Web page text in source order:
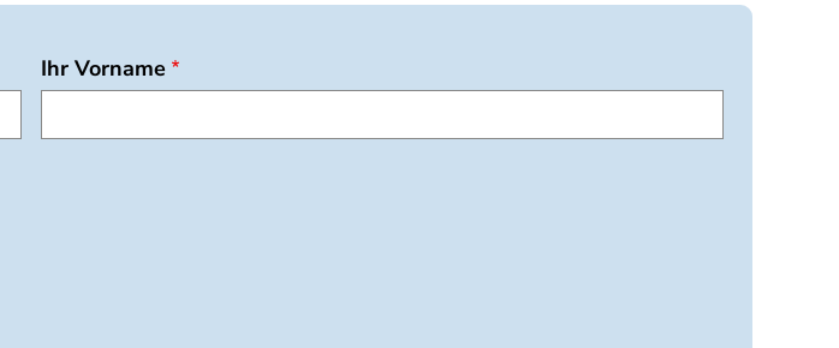
Ihr Vorname